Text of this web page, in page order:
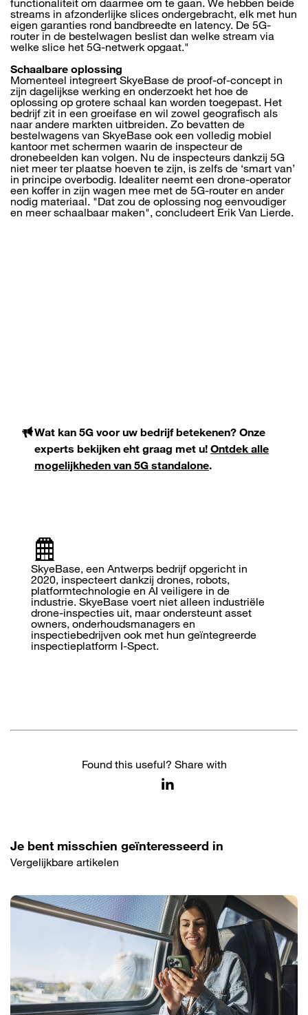
functionaliteit om daarmee om te gaan. We hebben beide
streams in afzonderlijke slices ondergebracht, elk met hun
eigen garanties rond bandbreedte en latency. De 5G-
router in de bestelwagen beslist dan welke stream via
welke slice het 5G-netwerk opgaat."
Schaalbare oplossing
Momenteel integreert SkyeBase de proof-of-concept in
zijn dagelijkse werking en onderzoekt het hoe de
oplossing op grotere schaal kan worden toegepast. Het
bedrijf zit in een groeifase en wil zowel geografisch als
naar andere markten uitbreiden. Zo bevatten de
bestelwagens van SkyeBase ook een volledig mobiel
kantoor met schermen waarin de inspecteur de
dronebeelden kan volgen. Nu de inspecteurs dankzij 5G
niet meer ter plaatse hoeven te zijn, is zelfs de ‘smart van’
in principe overbodig. Idealiter neemt een drone-operator
een koffer in zijn wagen mee met de 5G-router en ander
nodig materiaal. "Dat zou de oplossing nog eenvoudiger
en meer schaalbaar maken", concludeert Erik Van Lierde.
Wat kan 5G voor uw bedrijf betekenen? Onze
experts bekijken eht graag met u! Ontdek alle
mogelijkheden van 5G standalone.
SkyeBase, een Antwerps bedrijf opgericht in
2020, inspecteert dankzij drones, robots,
platformtechnologie en AI veiligere in de
industrie. SkyeBase voert niet alleen industriële
drone-inspecties uit, maar ondersteunt asset
owners, onderhoudsmanagers en
inspectiebedrijven ook met hun geïntegreerde
inspectieplatform I-Spect.
Found this useful? Share with
Je bent misschien geïnteresseerd in
Vergelijkbare artikelen